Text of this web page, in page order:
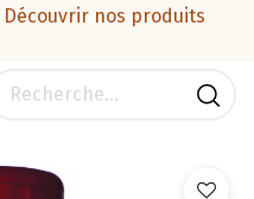
Découvrir nos produits